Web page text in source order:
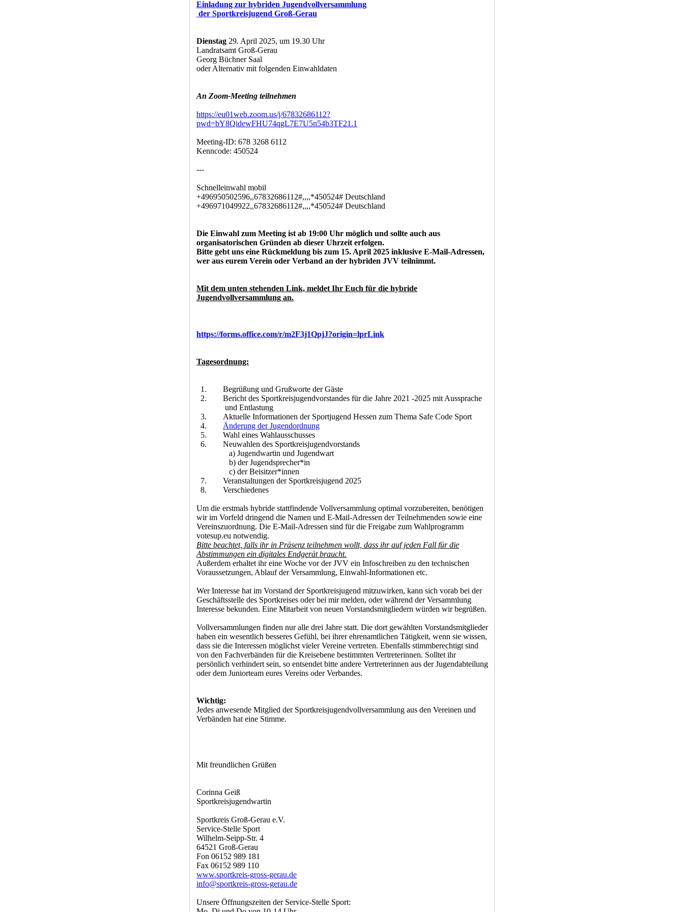
Einladung zur hybriden Jugendvollversammlung
der Sportkreisjugend Groß-Gerau
Dienstag 29. April 2025, um 19.30 Uhr
Landratsamt Groß-Gerau
Georg Büchner Saal
oder Alternativ mit folgenden Einwahldaten
An Zoom-Meeting teilnehmen
https://eu01web.zoom.us/j/67832686112?
pwd=bY8QidewFHU74qgL7E7U5n54b3TF21.1
Meeting-ID: 678 3268 6112
Kenncode: 450524
---
Schnelleinwahl mobil
+496950502596,,67832686112#,,,,*450524# Deutschland
+496971049922,,67832686112#,,,,*450524# Deutschland
Die Einwahl zum Meeting ist ab 19:00 Uhr möglich und sollte auch aus
organisatorischen Gründen ab dieser Uhrzeit erfolgen.
Bitte gebt uns eine Rückmeldung bis zum 15. April 2025 inklusive E-Mail-Adressen,
wer aus eurem Verein oder Verband an der hybriden JVV teilnimmt.
Mit dem unten stehenden Link, meldet Ihr Euch für die hybride
Jugendvollversammlung an.
https://forms.office.com/r/m2F3j1QpjJ?origin=lprLink
Tagesordnung:
1. Begrüßung und Grußworte der Gäste
2. Bericht des Sportkreisjugendvorstandes für die Jahre 2021 -2025 mit Aussprache
und Entlastung
3. Aktuelle Informationen der Sportjugend Hessen zum Thema Safe Code Sport
4. Änderung der Jugendordnung
5. Wahl eines Wahlausschusses
6. Neuwahlen des Sportkreisjugendvorstands
a) Jugendwartin und Jugendwart
b) der Jugendsprecher*in
c) der Beisitzer*innen
7. Veranstaltungen der Sportkreisjugend 2025
8. Verschiedenes
Um die erstmals hybride stattfindende Vollversammlung optimal vorzubereiten, benötigen
wir im Vorfeld dringend die Namen und E-Mail-Adressen der Teilnehmenden sowie eine
Vereinszuordnung. Die E-Mail-Adressen sind für die Freigabe zum Wahlprogramm
votesup.eu notwendig.
Bitte beachtet, falls ihr in Präsenz teilnehmen wollt, dass ihr auf jeden Fall für die
Abstimmungen ein digitales Endgerät braucht.
Außerdem erhaltet ihr eine Woche vor der JVV ein Infoschreiben zu den technischen
Voraussetzungen, Ablauf der Versammlung, Einwahl-Informationen etc.
Wer Interesse hat im Vorstand der Sportkreisjugend mitzuwirken, kann sich vorab bei der
Geschäftsstelle des Sportkreises oder bei mir melden, oder während der Versammlung
Interesse bekunden. Eine Mitarbeit von neuen Vorstandsmitgliedern würden wir begrüßen.
Vollversammlungen finden nur alle drei Jahre statt. Die dort gewählten Vorstandsmitglieder
haben ein wesentlich besseres Gefühl, bei ihrer ehrenamtlichen Tätigkeit, wenn sie wissen,
dass sie die Interessen möglichst vieler Vereine vertreten. Ebenfalls stimmberechtigt sind
von den Fachverbänden für die Kreisebene bestimmten Vertreterinnen. Solltet ihr
persönlich verhindert sein, so entsendet bitte andere Vertreterinnen aus der Jugendabteilung
oder dem Juniorteam eures Vereins oder Verbandes.
Wichtig:
Jedes anwesende Mitglied der Sportkreisjugendvollversammlung aus den Vereinen und
Verbänden hat eine Stimme.
Mit freundlichen Grüßen
Corinna Geiß
Sportkreisjugendwartin
Sportkreis Groß-Gerau e.V.
Service-Stelle Sport
Wilhelm-Seipp-Str. 4
64521 Groß-Gerau
Fon 06152 989 181
Fax 06152 989 110
www.sportkreis-gross-gerau.de
info@sportkreis-gross-gerau.de
Unsere Öffnungszeiten der Service-Stelle Sport: